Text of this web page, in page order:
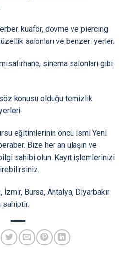
kuaför, dövme ve piercing
salonları ve benzeri yerler.
sinema salonları gibi
konusu olduğu temizlik
eğitimlerinin öncü ismi Yeni
Bize her an ulaşın ve
sahibi olun. Kayıt işlemlerinizi
, İzmir, Bursa, Antalya, Diyarbakır
sahiptir.